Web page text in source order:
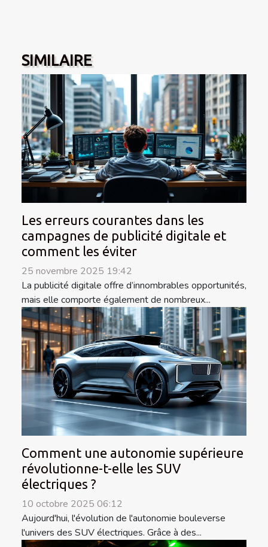
SIMILAIRE
Les erreurs courantes dans les
campagnes de publicité digitale et
comment les éviter
25 novembre 2025 19:42
La publicité digitale offre d’innombrables opportunités,
mais elle comporte également de nombreux...
Comment une autonomie supérieure
révolutionne-t-elle les SUV
électriques ?
10 octobre 2025 06:12
Aujourd'hui, l'évolution de l'autonomie bouleverse
l'univers des SUV électriques. Grâce à des...